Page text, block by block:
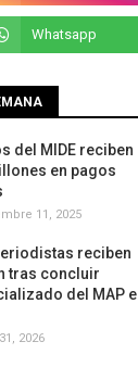
del MIDE reciben
en pagos
11, 2025
reciben
tras concluir
del MAP e
2026